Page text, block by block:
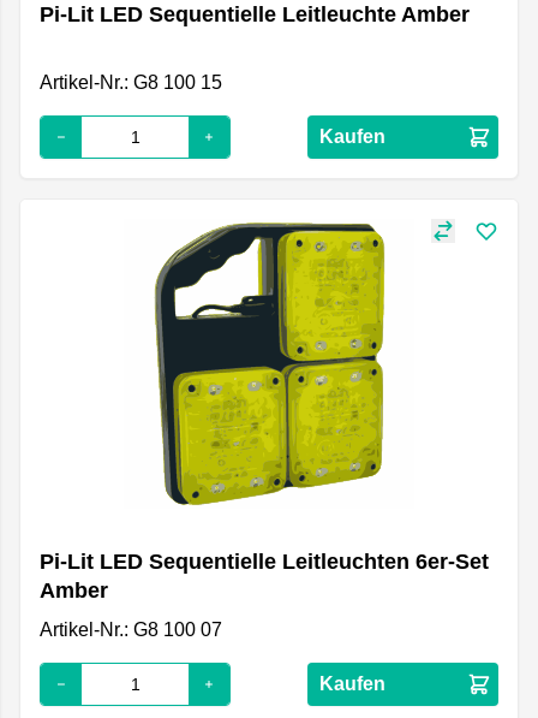
Pi-Lit LED Sequentielle Leitleuchte Amber
Artikel-Nr.: G8 100 15
Kaufen
Pi-Lit LED Sequentielle Leitleuchten 6er-Set
Amber
Artikel-Nr.: G8 100 07
Kaufen